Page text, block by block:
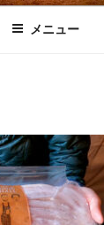
メニュー